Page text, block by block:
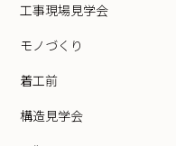
工事現場見学会
モノづくり
着工前
構造見学会